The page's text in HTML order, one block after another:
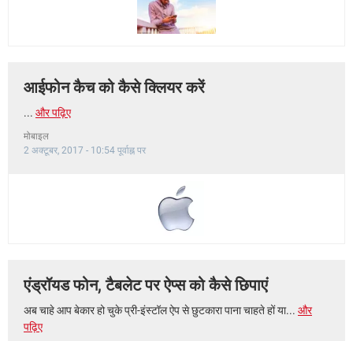
आईफोन कैच को कैसे क्लियर करें
... और पढ़िए
मोबाइल
2 अक्टूबर, 2017 - 10:54 पूर्वाह्न पर
एंड्रॉयड फोन, टैबलेट पर ऐप्स को कैसे छिपाएं
अब चाहे आप बेकार हो चुके प्री-इंस्टॉल ऐप से छुटकारा पाना चाहते हों या... और
पढ़िए